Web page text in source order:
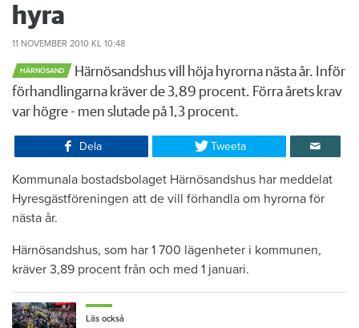
hyra
11 NOVEMBER 2010 KL 10:48
HÄRNÖSAND
Härnösandshus vill höja hyrorna nästa år. Inför
förhandlingarna kräver de 3,89 procent. Förra årets krav
var högre - men slutade på 1,3 procent.
Dela Tweeta
​Kommunala bostadsbolaget Härnösandshus har meddelat
Hyresgästföreningen att de vill förhandla om hyrorna för
nästa år.
Härnösandshus, som har 1 700 lägenheter i kommunen,
kräver 3,89 procent från och med 1 januari.
Läs också